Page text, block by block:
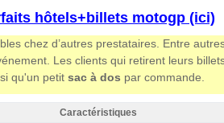
hôtels+billets motogp (ici)
chez d’autres prestataires. Entre
Les clients qui retirent leurs
qu'un petit sac à dos par commande.
Caractéristiques